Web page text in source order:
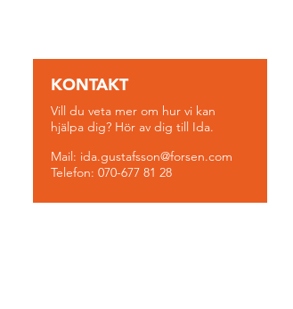
KONTAKT
Vill du veta mer om hur vi kan
hjälpa dig? Hör av dig till Ida.
Mail: ida.gustafsson@forsen.com
Telefon: 070-677 81 28